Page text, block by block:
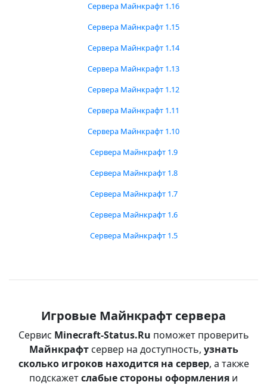
Сервера Майнкрафт 1.16
Сервера Майнкрафт 1.15
Сервера Майнкрафт 1.14
Сервера Майнкрафт 1.13
Сервера Майнкрафт 1.12
Сервера Майнкрафт 1.11
Сервера Майнкрафт 1.10
Сервера Майнкрафт 1.9
Сервера Майнкрафт 1.8
Сервера Майнкрафт 1.7
Сервера Майнкрафт 1.6
Сервера Майнкрафт 1.5
Игровые Майнкрафт сервера
Сервис Minecraft-Status.Ru поможет проверить
Майнкрафтсервер на доступность, узнать
сколько игроков находится на сервер, а также
подскажетслабые стороны оформления и